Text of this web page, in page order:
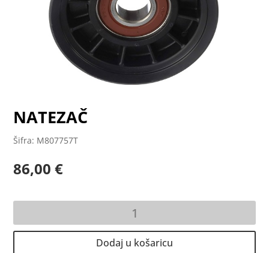
NATEZAČ
Šifra: M807757T
86,00€
Dodaj u košaricu